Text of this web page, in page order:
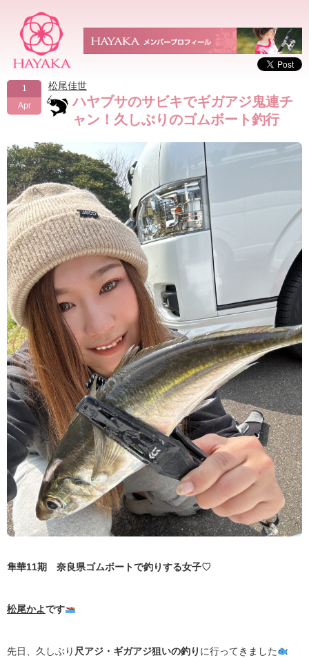
1
Apr
松尾佳世
ハヤブサのサビキでギガアジ鬼連チ
ャン！久しぶりのゴムボート釣行
隼華11期 奈良県ゴムボートで釣りする女子♡
松尾かよです
先日、久しぶり 尺アジ・ ギガアジ狙いの釣り に行ってきました